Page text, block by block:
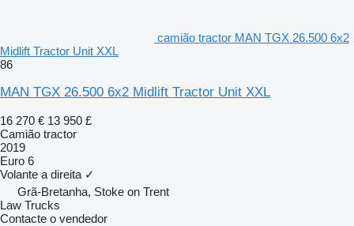
camião tractor MAN TGX 26.500 6x2
Midlift Tractor Unit XXL
86
MAN TGX 26.500 6x2 Midlift Tractor Unit XXL
16 270 € 13 950 £
Camião tractor
2019
Euro 6
Volante a direita ✓
Grã-Bretanha, Stoke on Trent
Law Trucks
Contacte o vendedor